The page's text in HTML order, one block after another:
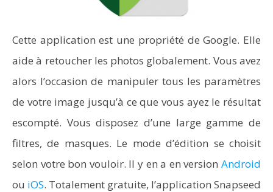
Cette application est une propriété de Google. Elle
aide à retoucher les photos globalement. Vous avez
alors l’occasion de manipuler tous les paramètres
de votre image jusqu’à ce que vous ayez le résultat
escompté. Vous disposez d’une large gamme de
filtres, de masques. Le mode d’édition se choisit
selon votre bon vouloir. Il y en a en version Android
ou iOS. Totalement gratuite, l’application Snapseed